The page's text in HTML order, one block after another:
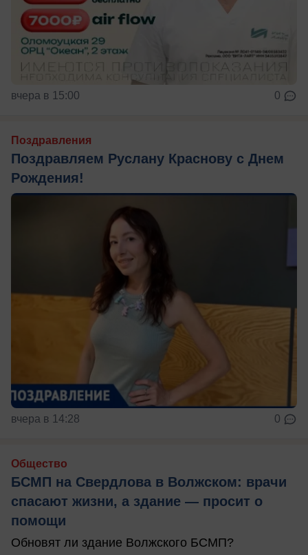
вчера в 15:00 0
Поздравления
Поздравляем Руслану Краснову с Днем
Рождения!
вчера в 14:28 0
Общество
БСМП на Свердлова в Волжском: врачи
спасают жизни, а здание — просит о
помощи
Обновят ли здание Волжского БСМП?